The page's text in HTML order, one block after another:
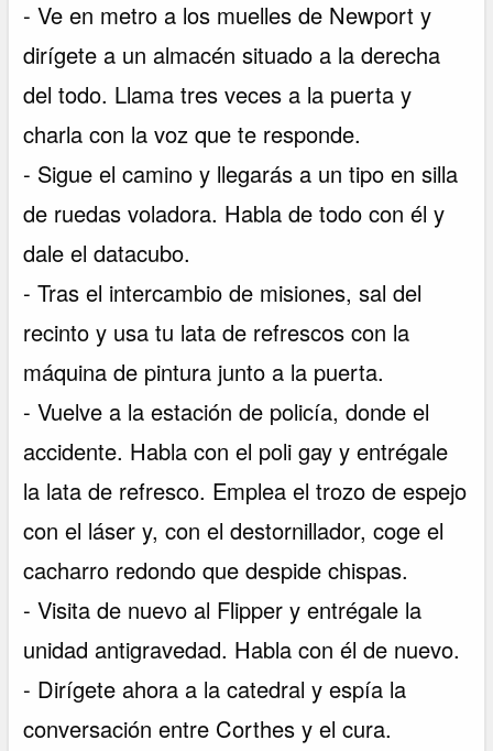
- Ve en metro a los muelles de Newport y
dirígete a un almacén situado a la derecha
del todo. Llama tres veces a la puerta y
charla con la voz que te responde.
- Sigue el camino y llegarás a un tipo en silla
de ruedas voladora. Habla de todo con él y
dale el datacubo.
- Tras el intercambio de misiones, sal del
recinto y usa tu lata de refrescos con la
máquina de pintura junto a la puerta.
- Vuelve a la estación de policía, donde el
accidente. Habla con el poli gay y entrégale
la lata de refresco. Emplea el trozo de espejo
con el láser y, con el destornillador, coge el
cacharro redondo que despide chispas.
- Visita de nuevo al Flipper y entrégale la
unidad antigravedad. Habla con él de nuevo.
- Dirígete ahora a la catedral y espía la
conversación entre Corthes y el cura.